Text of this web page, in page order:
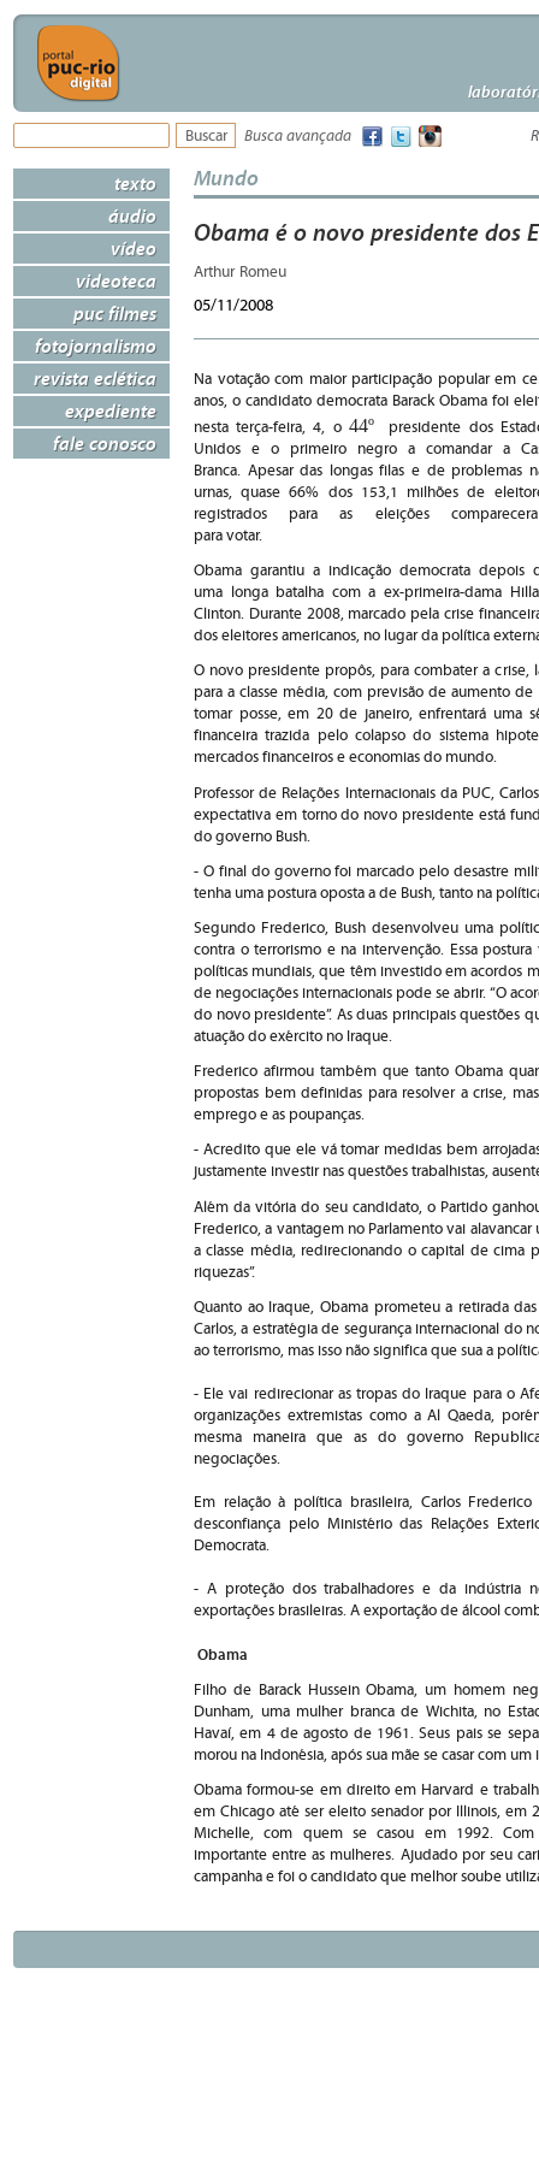
Busca avançada
texto
áudio
vídeo
videoteca
puc filmes
fotojornalismo
revista eclética
expediente
fale conosco
Mundo
Obama é o novo presidente dos
Arthur Romeu
05/11/2008
Na votação com maior participação popular em
anos, o candidato democrata Barack Obama foi
nesta terça-feira, 4, o 44ºpresidente dos
Unidos e o primeiro negro a comandar a
Branca. Apesar das longas filas e de problemas
urnas, quase 66% dos 153,1 milhões de
registrados para as eleições
para votar.
Obama garantiu a indicação democrata depois
uma longa batalha com a ex-primeira-dama
Clinton. Durante 2008, marcado pela crise
dos eleitores americanos, no lugar da política
O novo presidente propôs, para combater a
para a classe média, com previsão de aumento
tomar posse, em 20 de janeiro, enfrentará uma
financeira trazida pelo colapso do sistema
mercados financeiros e economias do mundo.
Professor de Relações Internacionais da PUC,
expectativa em torno do novo presidente está
do governo Bush.
- O final do governo foi marcado pelo desastre
tenha uma postura oposta a de Bush, tanto na
Segundo Frederico, Bush desenvolveu uma
contra o terrorismo e na intervenção. Essa
políticas mundiais, que têm investido em acordos
de negociações internacionais pode se abrir. “O
do novo presidente”. As duas principais questões
atuação do exército no Iraque.
Frederico afirmou também que tanto Obama
propostas bem definidas para resolver a crise,
emprego e as poupanças.
- Acredito que ele vá tomar medidas bem
justamente investir nas questões trabalhistas,
Além da vitória do seu candidato, o Partido
Frederico, a vantagem no Parlamento vai
a classe média, redirecionando o capital de cima
riquezas”.
Quanto ao Iraque, Obama prometeu a retirada
Carlos, a estratégia de segurança internacional do
ao terrorismo, mas isso não significa que sua a
- Ele vai redirecionar as tropas do Iraque para o
organizações extremistas como a Al Qaeda,
mesma maneira que as do governo
negociações.
Em relação à política brasileira, Carlos
desconfiança pelo Ministério das Relações
Democrata.
- A proteção dos trabalhadores e da indústria
exportações brasileiras. A exportação de álcool
Obama
Filho de Barack Hussein Obama, um homem
Dunham, uma mulher branca de Wichita, no
Havaí, em 4 de agosto de 1961. Seus pais se
morou na Indonésia, após sua mãe se casar com
Obama formou-se em direito em Harvard e
em Chicago até ser eleito senador por Illinois, em
Michelle, com quem se casou em 1992.
importante entre as mulheres. Ajudado por seu
campanha e foi o candidato que melhor soube